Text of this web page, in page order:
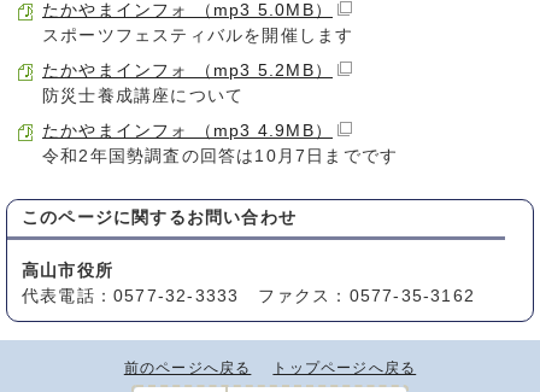
たかやまインフォ （mp3 5.0MB）
スポーツフェスティバルを開催します
たかやまインフォ （mp3 5.2MB）
防災士養成講座について
たかやまインフォ （mp3 4.9MB）
令和2年国勢調査の回答は10月7日までです
このページに関する お問い合わせ
高山市役所
代表電話：0577-32-3333 ファクス：0577-35-3162
前のページへ戻る トップページへ戻る